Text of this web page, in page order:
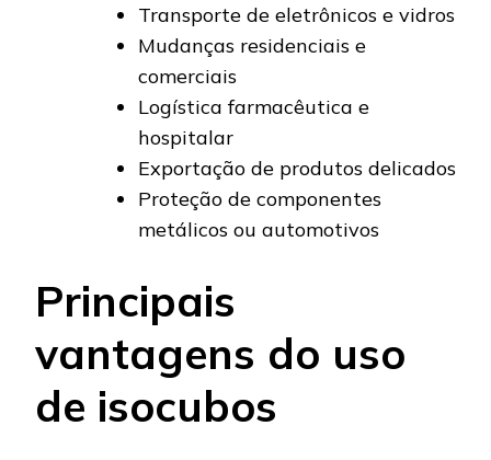
Transporte de eletrônicos e vidros
Mudanças residenciais e
comerciais
Logística farmacêutica e
hospitalar
Exportação de produtos delicados
Proteção de componentes
metálicos ou automotivos
Principais
vantagens do uso
de isocubos